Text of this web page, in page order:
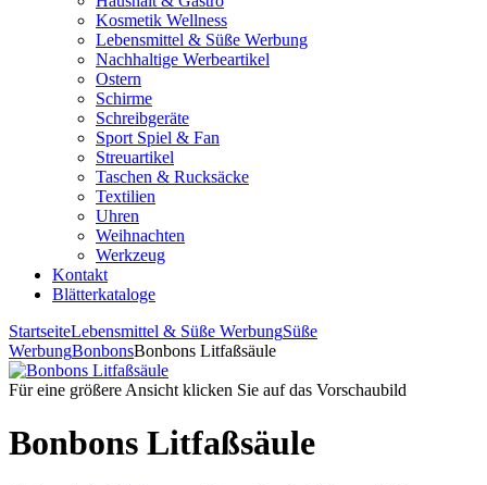
Kosmetik Wellness
Lebensmittel & Süße Werbung
Nachhaltige Werbeartikel
Ostern
Schirme
Schreibgeräte
Sport Spiel & Fan
Streuartikel
Taschen & Rucksäcke
Textilien
Uhren
Weihnachten
Werkzeug
Kontakt
Blätterkataloge
StartseiteLebensmittel & Süße WerbungSüße
WerbungBonbonsBonbons Litfaßsäule
Für eine größere Ansicht klicken Sie auf das Vorschaubild
Bonbons Litfaßsäule